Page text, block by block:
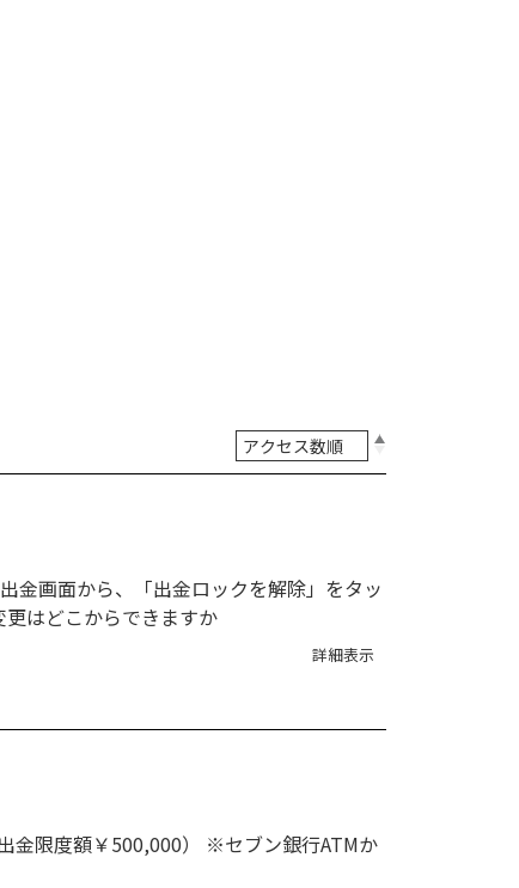
金画面から、「出金ロックを解除」をタッ
はどこからできますか
詳細表示
金限度額￥500,000） ※セブン銀行ATMか